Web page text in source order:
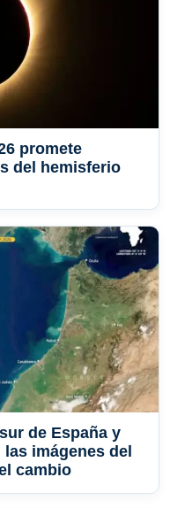
promete
del hemisferio
de España y
imágenes del
cambio